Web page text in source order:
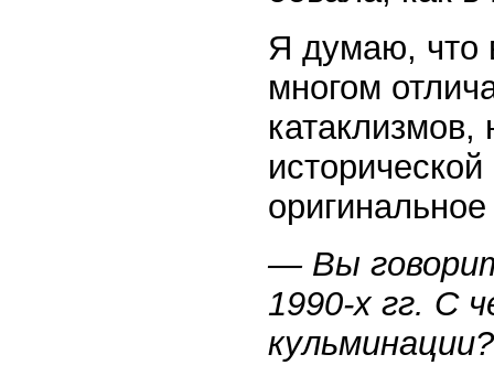
Я думаю, что
многом
— Вы
1990-х гг. С
кульминации?